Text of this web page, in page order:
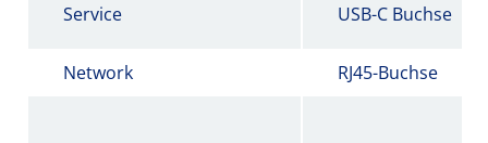
Service USB-C Buchse
Network RJ45-Buchse